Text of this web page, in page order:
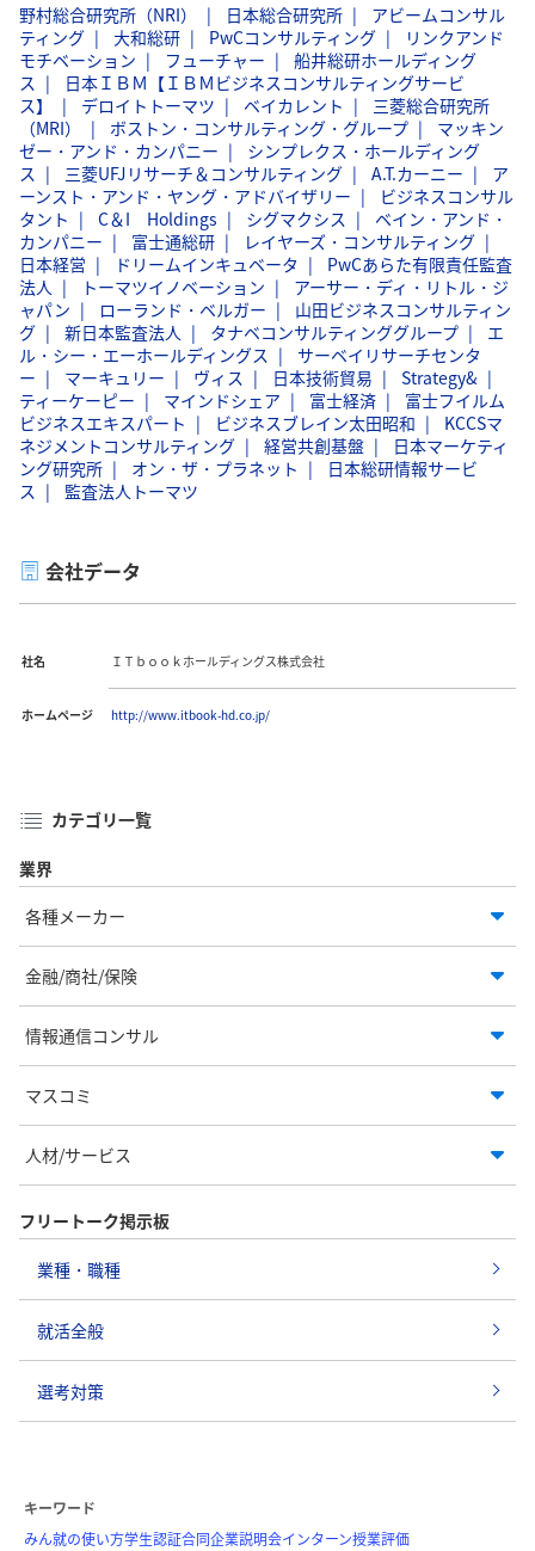
野村総合研究所（NRI） 日本総合研究所
アビームコンサル
ティング
大和総研 PwCコンサルティング
リンクアンド
モチベーション
フューチャー
船井総研ホールディング
ス
日本ＩＢＭ【ＩＢＭビジネスコンサルティングサービ
ス】
デロイトトーマツ ベイカレント
三菱総合研究所
（MRI）
ボストン・コンサルティング・グループ
マッキン
ゼー・アンド・カンパニー
シンプレクス・ホールディング
ス
三菱UFJリサーチ＆コンサルティング A.T.カーニー
ア
ーンスト・アンド・ヤング・アドバイザリー
ビジネスコンサル
タント
C＆I Holdings シグマクシス
ベイン・アンド・
カンパニー
富士通総研
レイヤーズ・コンサルティング
日本経営
ドリームインキュベータ
PwCあらた有限責任監査
法人
トーマツイノベーション
アーサー・ディ・リトル・ジ
ャパン
ローランド・ベルガー
山田ビジネスコンサルティン
グ
新日本監査法人 タナベコンサルティンググループ
エ
ル・シー・エーホールディングス
サーベイリサーチセンタ
ー
マーキュリー ヴィス 日本技術貿易
Strategy&
ティーケーピー
マインドシェア 富士経済
富士フイルム
ビジネスエキスパート
ビジネスブレイン太田昭和
KCCSマ
ネジメントコンサルティング
経営共創基盤
日本マーケティ
ング研究所
オン・ザ・プラネット
日本総研情報サービ
ス
監査法人トーマツ
会社データ
社名 ＩＴｂｏｏｋホールディングス株式会社
ホームページ http://www.itbook-hd.co.jp/
カテゴリ一覧
業界
各種メーカー
金融/商社/保険
情報通信コンサル
マスコミ
人材/サービス
フリートーク掲示板
業種・職種
就活全般
選考対策
キーワード
みん就の使い方学生認証合同企業説明会インターン授業評価